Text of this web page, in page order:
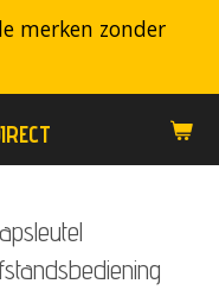
merken zonder